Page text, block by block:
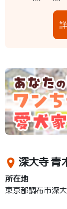
深大寺 青
所在地
東京都調布市深